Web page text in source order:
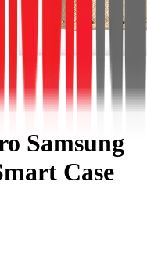
Samsung
Case